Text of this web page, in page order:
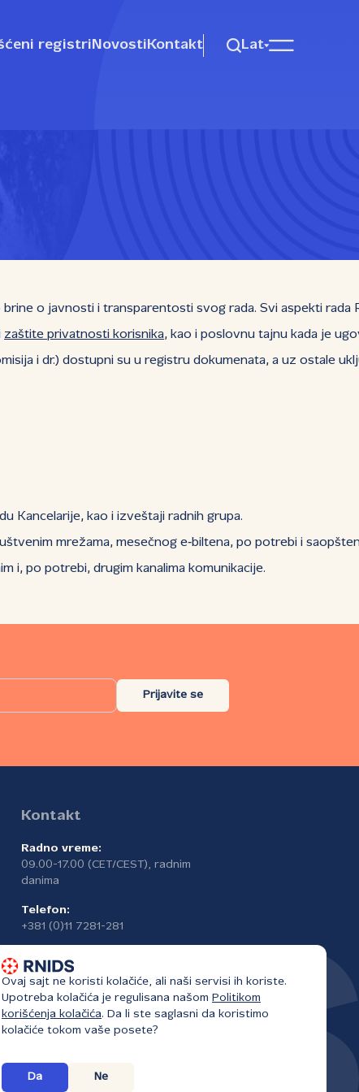
registri Novosti Kontakt Lat
o javnosti i transparentosti svog rada. Svi aspekti
zaštite privatnosti korisnika, kao i poslovnu tajnu kada je
i dr.) dostupni su u registru dokumenata, a uz ostale
Kancelarije, kao i izveštaji radnih grupa.
mrežama, mesečnog e‑biltena, po potrebi i
i, po potrebi, drugim kanalima komunikacije.
Prijavite se
Kontakt
Radno vreme:
09.00-17.00 (CET/CEST), radnim
danima
Telefon:
+381 (0)11 7281-281
Ovaj sajt ne koristi kolačiće, ali naši servisi ih koriste.
Upotreba kolačića je regulisana našom Politikom
korišćenja kolačića. Da li ste saglasni da koristimo
kolačiće tokom vaše posete?
Da Ne